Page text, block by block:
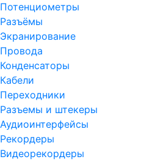
Потенциометры
Разъёмы
Экранирование
Провода
Конденсаторы
Кабели
Переходники
Разъемы и штекеры
Аудиоинтерфейсы
Рекордеры
Видеорекордеры